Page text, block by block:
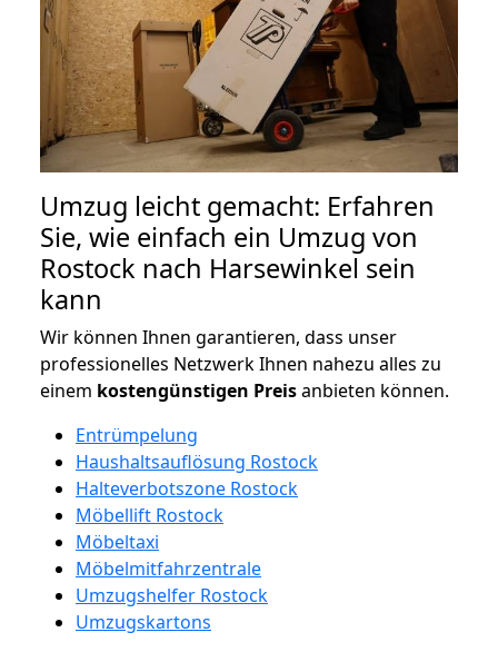
Umzug leicht gemacht: Erfahren
Sie, wie einfach ein Umzug von
Rostock nach Harsewinkel sein
kann
Wir können Ihnen garantieren, dass unser
professionelles Netzwerk Ihnen nahezu alles zu
einem kostengünstigen Preisanbieten können.
Entrümpelung
Haushaltsauflösung Rostock
Halteverbotszone Rostock
Möbellift Rostock
Möbeltaxi
Möbelmitfahrzentrale
Umzugshelfer Rostock
Umzugskartons